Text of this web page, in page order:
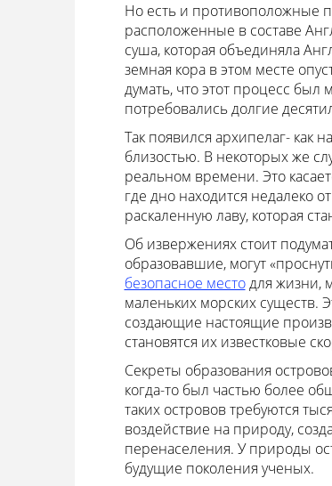
Но есть и противоположные
расположенные в составе
суша, которая объединяла
земная кора в этом месте
думать, что этот процесс
потребовались долгие
Так появился архипелаг- как
близостью. В некоторых же
реальном времени. Это
где дно находится недалеко
раскаленную лаву, которая
Об извержениях стоит
образовавшие, могут
безопасное местодля жизни,
маленьких морских существ.
создающие настоящие
становятся их известковые
Секреты образования
когда-то был частью более
таких островов требуются
воздействие на природу,
перенаселения. У природы
будущие поколения ученых.